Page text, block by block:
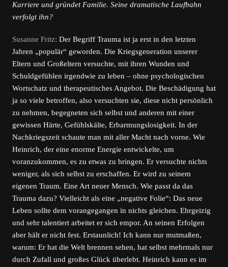
Karriere und gründet Familie. Seine dramatische Laufbahn
verfolgt ihn?
Susanne Fritz: Der Begriff Trauma ist ja erst in den letzten
Jahren „populär“ geworden. Die Kriegsgeneration unserer
Eltern und Großeltern versuchte, mit ihren Wunden und
Schuldgefühlen irgendwie zu leben – ohne psychologischen
Wortschatz und therapeutisches Angebot. Die Beschädigung hat
ja so viele betroffen, also versuchten sie, diese nicht persönlich
zu nehmen, begegneten sich selbst und anderen mit einer
gewissen Härte, Gefühlskälte, Erbarmungslosigkeit. In der
Nachkriegszeit schaute man mit aller Macht nach vorne. Wie
Heinrich, der eine enorme Energie entwickelte, um
voranzukommen, es zu etwas zu bringen. Er versuchte nichts
weniger, als sich selbst zu erschaffen. Er wird zu seinem
eigenen Traum. Eine Art neuer Mensch. Wie passt da das
Trauma dazu? Vielleicht als eine „negative Folie“: Das neue
Leben sollte dem vorangegangen in nichts gleichen. Ehrgeizig
und sehr talentiert arbeitet er sich empor. An seinen Erfolgen
aber hält er nicht fest. Erstaunlich! Ich kann nur mutmaßen,
warum: Er hat die Welt brennen sehen, hat selbst mehrmals nur
durch Zufall und großes Glück überlebt. Heinrich kann es im